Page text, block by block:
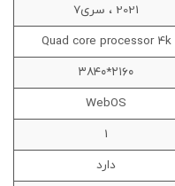
2021 ، سری7
Quad core processor 4k
۲۱۶۰*۳۸۴۰
WebOS
1
دارد